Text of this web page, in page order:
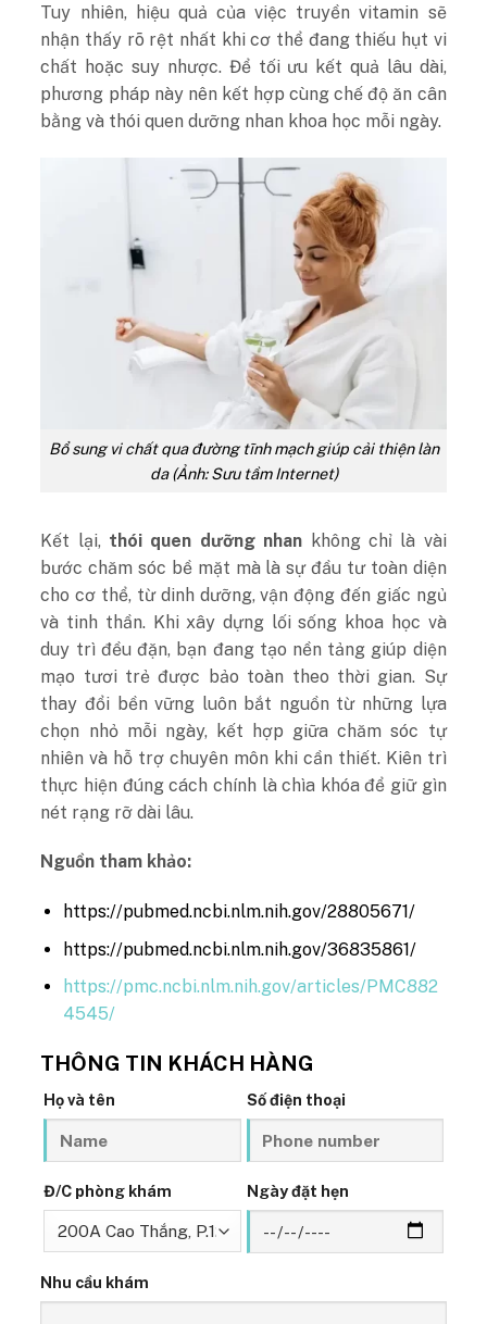
Tuy nhiên, hiệu quả của việc truyền vitamin sẽ
nhận thấy rõ rệt nhất khi cơ thể đang thiếu hụt vi
chất hoặc suy nhược. Để tối ưu kết quả lâu dài,
phương pháp này nên kết hợp cùng chế độ ăn cân
bằng và thói quen dưỡng nhan khoa học mỗi ngày.
Bổ sung vi chất qua đường tĩnh mạch giúp cải thiện làn
da (Ảnh: Sưu tầm Internet)
Kết lại, thói quen dưỡng nhan không chỉ là vài
bước chăm sóc bề mặt mà là sự đầu tư toàn diện
cho cơ thể, từ dinh dưỡng, vận động đến giấc ngủ
và tinh thần. Khi xây dựng lối sống khoa học và
duy trì đều đặn, bạn đang tạo nền tảng giúp diện
mạo tươi trẻ được bảo toàn theo thời gian. Sự
thay đổi bền vững luôn bắt nguồn từ những lựa
chọn nhỏ mỗi ngày, kết hợp giữa chăm sóc tự
nhiên và hỗ trợ chuyên môn khi cần thiết. Kiên trì
thực hiện đúng cách chính là chìa khóa để giữ gìn
nét rạng rỡ dài lâu.
Nguồn tham khảo:
https://pubmed.ncbi.nlm.nih.gov/28805671/
https://pubmed.ncbi.nlm.nih.gov/36835861/
https://pmc.ncbi.nlm.nih.gov/articles/PMC882
4545/
THÔNG TIN KHÁCH HÀNG
Họ và tên Số điện thoại
Đ/C phòng khám Ngày đặt hẹn
Nhu cầu khám